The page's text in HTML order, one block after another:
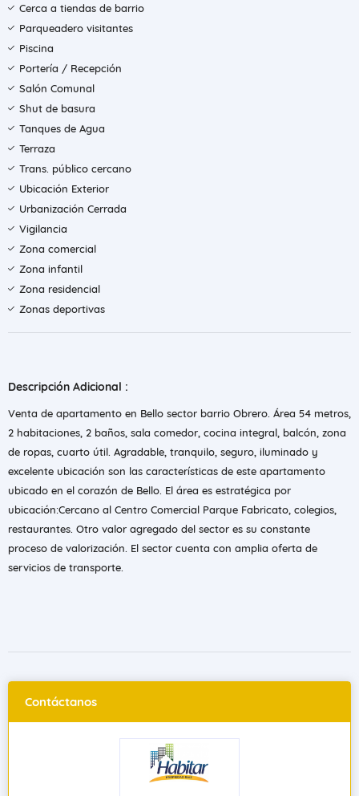
Cerca a tiendas de barrio
Parqueadero visitantes
Piscina
Portería / Recepción
Salón Comunal
Shut de basura
Tanques de Agua
Terraza
Trans. público cercano
Ubicación Exterior
Urbanización Cerrada
Vigilancia
Zona comercial
Zona infantil
Zona residencial
Zonas deportivas
Descripción Adicional :
Venta de apartamento en Bello sector barrio Obrero. Área 54 metros,
2 habitaciones, 2 baños, sala comedor, cocina integral, balcón, zona
de ropas, cuarto útil. Agradable, tranquilo, seguro, iluminado y
excelente ubicación son las características de este apartamento
ubicado en el corazón de Bello. El área es estratégica por
ubicación:Cercano al Centro Comercial Parque Fabricato, colegios,
restaurantes. Otro valor agregado del sector es su constante
proceso de valorización. El sector cuenta con amplia oferta de
servicios de transporte.
Contáctanos